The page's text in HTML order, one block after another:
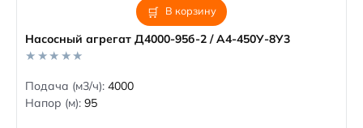
В корзину
Насосный агрегат Д4000-95б-2 / А4-450У-8У3
0
o
u
Подача (м3/ч): 4000
Напор (м): 95